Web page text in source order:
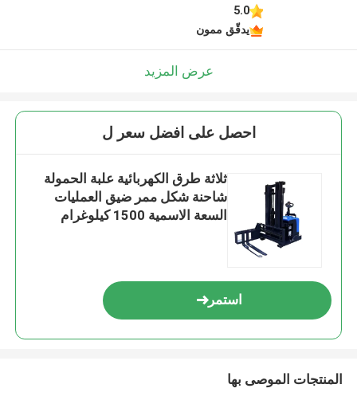
5.0
يدقّق ممون
عرض المزيد
احصل على افضل سعر ل
ثلاثة طرق الكهربائية علبة الحمولة
شاحنة شكل ممر ضيق العمليات
السعة الاسمية 1500 كيلوغرام
استمر
المنتجات الموصى بها